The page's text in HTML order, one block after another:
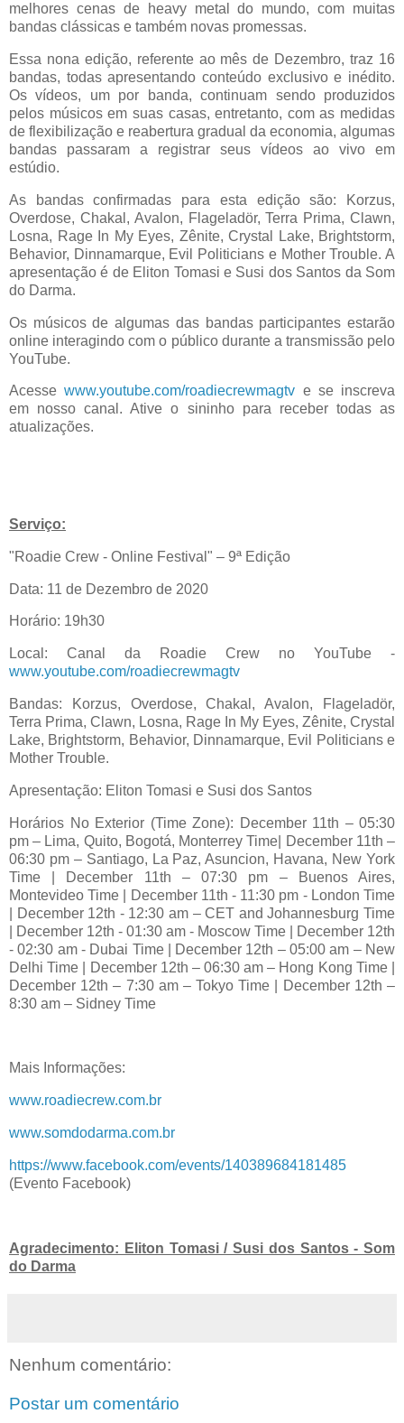
melhores cenas de heavy metal do mundo, com muitas
bandas clássicas e também novas promessas.
Essa nona edição, referente ao mês de Dezembro, traz 16
bandas, todas apresentando conteúdo exclusivo e inédito.
Os vídeos, um por banda, continuam sendo produzidos
pelos músicos em suas casas, entretanto, com as medidas
de flexibilização e reabertura gradual da economia, algumas
bandas passaram a registrar seus vídeos ao vivo em
estúdio.
As bandas confirmadas para esta edição são: Korzus,
Overdose, Chakal, Avalon, Flageladör, Terra Prima, Clawn,
Losna, Rage In My Eyes, Zênite, Crystal Lake, Brightstorm,
Behavior, Dinnamarque, Evil Politicians e Mother Trouble. A
apresentação é de Eliton Tomasi e Susi dos Santos da Som
do Darma.
Os músicos de algumas das bandas participantes estarão
online interagindo com o público durante a transmissão pelo
YouTube.
Acessewww.youtube.com/roadiecrewmagtv e se inscreva
em nosso canal. Ative o sininho para receber todas as
atualizações.
Serviço:
"Roadie Crew - Online Festival" – 9ª Edição
Data: 11 de Dezembro de 2020
Horário: 19h30
Local: Canal da Roadie Crew no YouTube -
www.youtube.com/roadiecrewmagtv
Bandas: Korzus, Overdose, Chakal, Avalon, Flageladör,
Terra Prima, Clawn, Losna, Rage In My Eyes, Zênite, Crystal
Lake, Brightstorm, Behavior, Dinnamarque, Evil Politicians e
Mother Trouble.
Apresentação: Eliton Tomasi e Susi dos Santos
Horários No Exterior (Time Zone): December 11th – 05:30
pm – Lima, Quito, Bogotá, Monterrey Time| December 11th –
06:30 pm – Santiago, La Paz, Asuncion, Havana, New York
Time | December 11th – 07:30 pm – Buenos Aires,
Montevideo Time | December 11th - 11:30 pm - London Time
| December 12th - 12:30 am – CET and Johannesburg Time
| December 12th - 01:30 am - Moscow Time | December 12th
- 02:30 am - Dubai Time | December 12th – 05:00 am – New
Delhi Time | December 12th – 06:30 am – Hong Kong Time |
December 12th – 7:30 am – Tokyo Time | December 12th –
8:30 am – Sidney Time
Mais Informações:
www.roadiecrew.com.br
www.somdodarma.com.br
https://www.facebook.com/events/140389684181485
(Evento Facebook)
Agradecimento: Eliton Tomasi / Susi dos Santos - Som
do Darma
Nenhum comentário:
Postar um comentário